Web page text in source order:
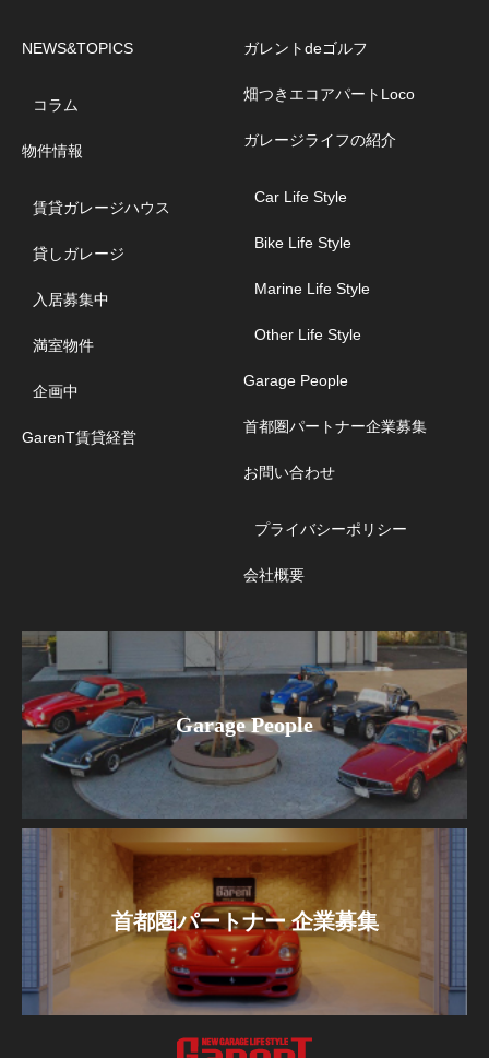
NEWS&TOPICS
コラム
物件情報
賃貸ガレージハウス
貸しガレージ
入居募集中
満室物件
企画中
GarenT賃貸経営
ガレントdeゴルフ
畑つきエコアパートLoco
ガレージライフの紹介
Car Life Style
Bike Life Style
Marine Life Style
Other Life Style
Garage People
首都圏パートナー企業募集
お問い合わせ
プライバシーポリシー
会社概要
Garage People
首都圏パートナー 企業募集